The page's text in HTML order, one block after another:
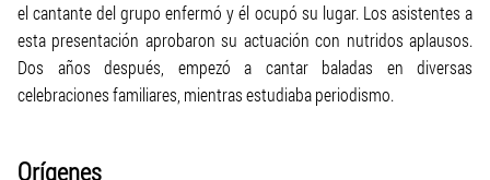
el cantante del grupo enfermó y él ocupó su lugar. Los asistentes a
esta presentación aprobaron su actuación con nutridos aplausos.
Dos años después, empezó a cantar baladas en diversas
celebraciones familiares, mientras estudiaba periodismo.
Orígenes